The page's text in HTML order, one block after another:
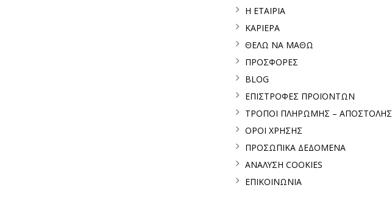
Η ΕΤΑΙΡΙΑ
ΚΑΡΙΕΡΑ
ΘΕΛΩ ΝΑ ΜΑΘΩ
ΠΡΟΣΦΟΡΕΣ
BLOG
ΕΠΙΣΤΡΟΦΕΣ ΠΡΟΪΟΝΤΩΝ
ΤΡΟΠΟΙ ΠΛΗΡΩΜΗΣ – ΑΠΟΣΤΟΛΗΣ
ΟΡΟΙ ΧΡΗΣΗΣ
ΠΡΟΣΩΠΙΚΑ ΔΕΔΟΜΕΝΑ
ΑΝΑΛΥΣΗ COOKIES
ΕΠΙΚΟΙΝΩΝΙΑ